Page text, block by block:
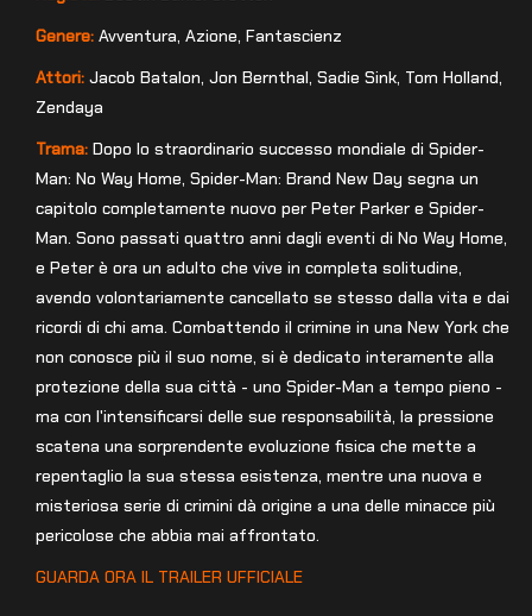
Genere: Avventura, Azione, Fantascienz
Attori: Jacob Batalon, Jon Bernthal, Sadie Sink, Tom Holland,
Zendaya
Trama: Dopo lo straordinario successo mondiale di Spider-
Man: No Way Home, Spider-Man: Brand New Day segna un
capitolo completamente nuovo per Peter Parker e Spider-
Man. Sono passati quattro anni dagli eventi di No Way Home,
e Peter è ora un adulto che vive in completa solitudine,
avendo volontariamente cancellato se stesso dalla vita e dai
ricordi di chi ama. Combattendo il crimine in una New York che
non conosce più il suo nome, si è dedicato interamente alla
protezione della sua città - uno Spider-Man a tempo pieno -
ma con l'intensificarsi delle sue responsabilità, la pressione
scatena una sorprendente evoluzione fisica che mette a
repentaglio la sua stessa esistenza, mentre una nuova e
misteriosa serie di crimini dà origine a una delle minacce più
pericolose che abbia mai affrontato.
GUARDA ORA IL TRAILER UFFICIALE